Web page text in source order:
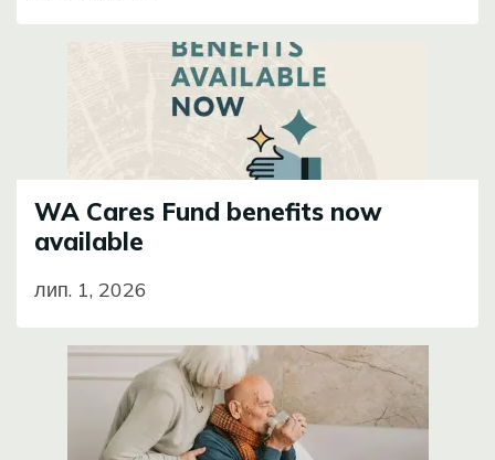
WA Cares Fund benefits now
available
лип. 1, 2026
Image